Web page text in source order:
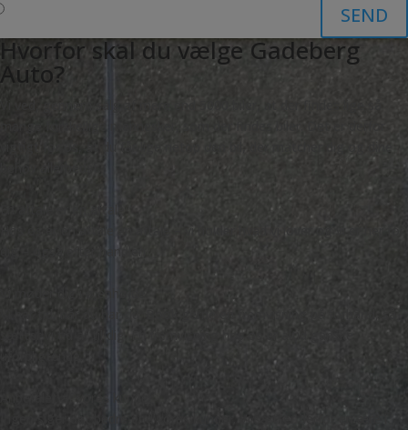
SEND
Hvorfor skal du vælge Gadeberg
Auto?
Vi ved, gennem salg af mere end 5000 biler, at der findes lige så
vigtigt for os, at du får lige netop den bil, der matcher dig og dine
En aftale er en aftale
Hos os er en aftale en aftale – vi holder hvad vi lover og vi er her for
dig – også efter handlen
Vi møder dig i øjenhøjde
Vi har tid, når du har tid. Book gerne en fremvisning på forhånd, så
sætter vi tid af til dig. En fremvisning hos os er altid ganske
uforpligtende.
Anbefalet af vores kunder
Ingen siger det bedre end vores kunder. Vi sætter derfor en ære i